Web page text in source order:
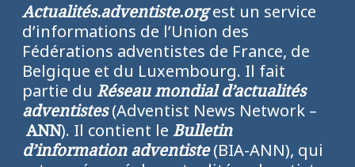
Actualités.adventiste.orgest un service
d’informations de l’Union des
Fédérations adventistes de France, de
Belgique et du Luxembourg. Il fait
partie du Réseau mondial d’actualités
adventistes(Adventist News Network –
ANN). Il contient le Bulletin
d’information adventiste(BIA-ANN), qui